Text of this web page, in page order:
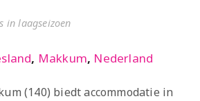
in laagseizoen
, Makkum, Nederland
(140) biedt accommodatie in